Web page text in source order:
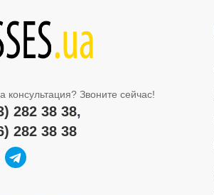
консультация? Звоните сейчас!
282 38 38,
282 38 38